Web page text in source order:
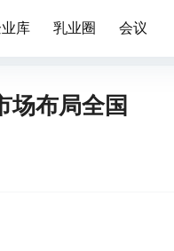
库 乳业圈 会议
场布局全国